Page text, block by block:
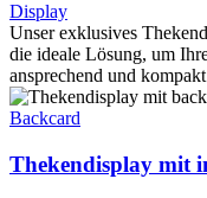
Display
Unser exklusives
die ideale Lösung, um
ansprechend und
Backcard
Thekendisplay mit